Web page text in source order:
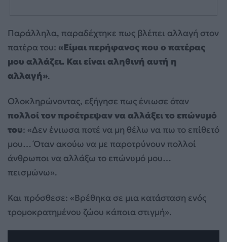
Παράλληλα, παραδέχτηκε πως βλέπει αλλαγή στον
πατέρα του: «Είμαι περήφανος που ο πατέρας
μου αλλάζει. Και είναι αληθινή αυτή η
αλλαγή».
Ολοκληρώνοντας, εξήγησε πως ένιωσε όταν
πολλοί τον προέτρεψαν να αλλάξει το επώνυμό
του: «Δεν ένιωσα ποτέ να μη θέλω να πω το επίθετό
μου… Όταν ακούω να με παροτρύνουν πολλοί
άνθρωποι να αλλάξω το επώνυμό μου…
πεισμώνω».
Και πρόσθεσε: «Βρέθηκα σε μια κατάσταση ενός
τρομοκρατημένου ζώου κάποια στιγμή».